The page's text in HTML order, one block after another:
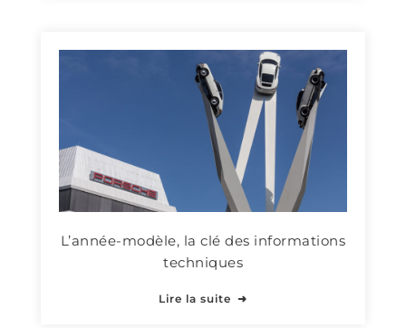
L’année-modèle, la clé des informations
techniques
Lire la suite